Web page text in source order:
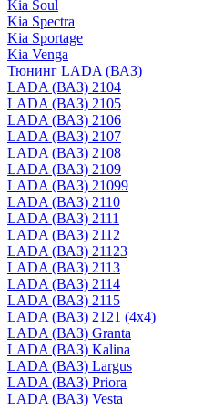
Kia Soul
Kia Spectra
Kia Sportage
Kia Venga
Тюнинг LADA (ВАЗ)
LADA (ВАЗ) 2104
LADA (ВАЗ) 2105
LADA (ВАЗ) 2106
LADA (ВАЗ) 2107
LADA (ВАЗ) 2108
LADA (ВАЗ) 2109
LADA (ВАЗ) 21099
LADA (ВАЗ) 2110
LADA (ВАЗ) 2111
LADA (ВАЗ) 2112
LADA (ВАЗ) 21123
LADA (ВАЗ) 2113
LADA (ВАЗ) 2114
LADA (ВАЗ) 2115
LADA (ВАЗ) 2121 (4x4)
LADA (ВАЗ) Granta
LADA (ВАЗ) Kalina
LADA (ВАЗ) Largus
LADA (ВАЗ) Priora
LADA (ВАЗ) Vesta